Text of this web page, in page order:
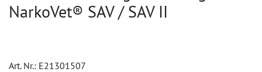
NarkoVet® SAV / SAV II
Art. Nr.: E21301507